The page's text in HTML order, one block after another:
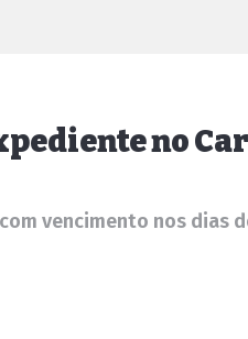
no
vencimento nos dias